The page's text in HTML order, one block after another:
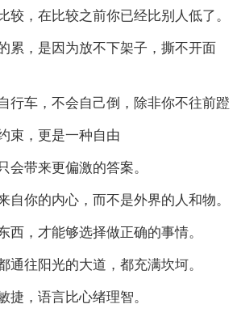
较，在比较之前你已经比别人低了。
累，是因为放不下架子，撕不开面
行车，不会自己倒，除非你不往前蹬
束，更是一种自由
会带来更偏激的答案。
自你的内心，而不是外界的人和物。
西，才能够选择做正确的事情。
通往阳光的大道，都充满坎坷。
捷，语言比心绪理智。